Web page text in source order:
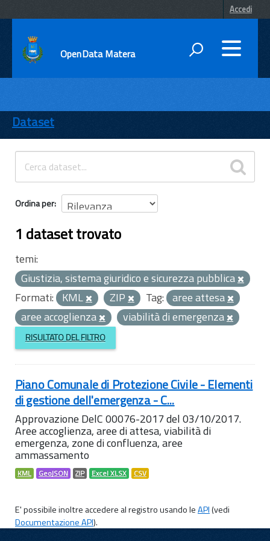
Accedi
OpenData Matera
ENTI
TEMI
INFORMAZIONI
Dataset
Ordina per
1 dataset trovato
temi:
Giustizia, sistema giuridico e sicurezza pubblica
Formati: KML ZIP Tag: aree attesa
aree accoglienza
viabilità di emergenza
RISULTATO DEL FILTRO
Piano Comunale di Protezione Civile - Elementi
di gestione dell'emergenza - C...
Approvazione DelC 00076-2017 del 03/10/2017.
Aree accoglienza, aree di attesa, viabilità di
emergenza, zone di confluenza, aree
ammassamento
KML GeoJSON ZIP Excel XLSX CSV
E' possibile inoltre accedere al registro usando leAPI(vedi
Documentazione API).